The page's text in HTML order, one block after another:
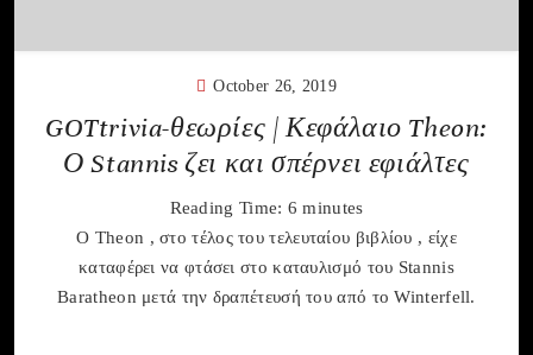
October 26, 2019
GOTtrivia-θεωρίες | Κεφάλαιο Theon:
Ο Stannis ζει και σπέρνει εφιάλτες
Reading Time: 6 minutes
Ο Theon , στο τέλος του τελευταίου βιβλίου , είχε
καταφέρει να φτάσει στο καταυλισμό του Stannis
Baratheon μετά την δραπέτευσή του από το Winterfell.